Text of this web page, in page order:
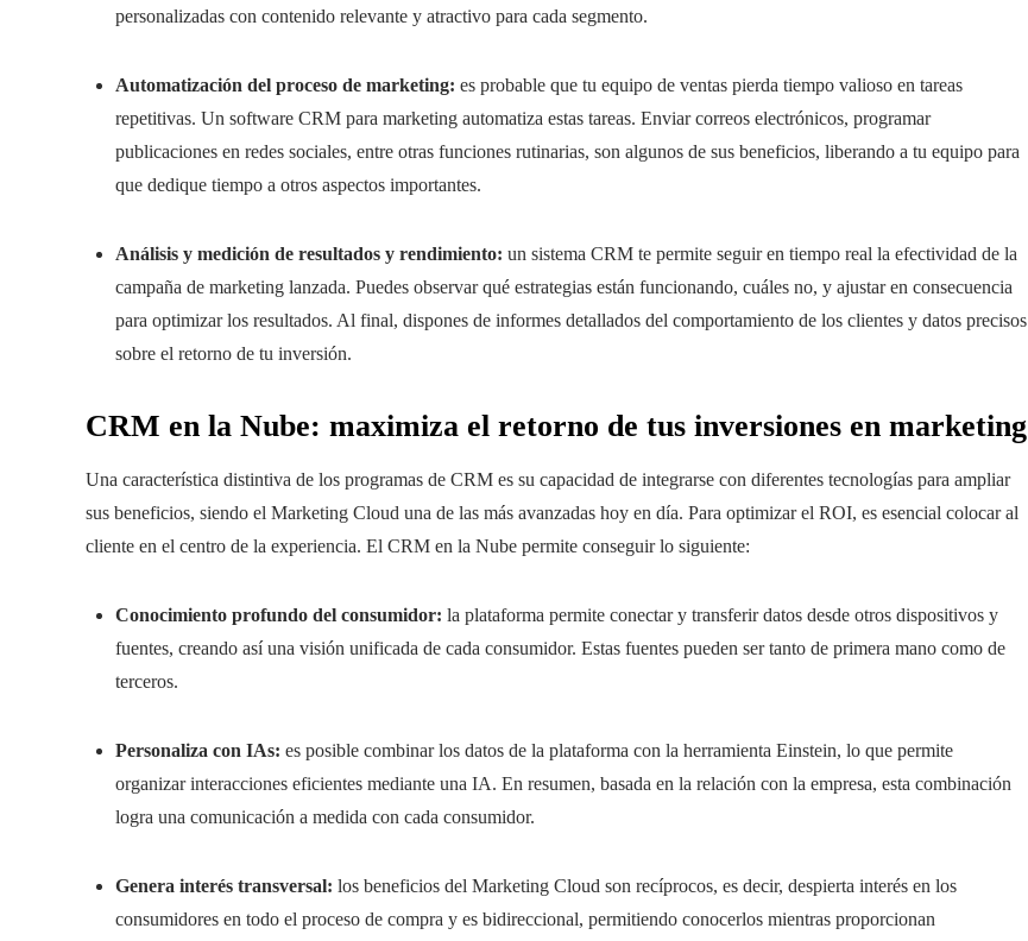
personalizadas con contenido relevante y atractivo para cada segmento.
Automatización del proceso de marketing: es probable que tu equipo de ventas pierda tiempo valioso en tareas
repetitivas. Un software CRM para marketing automatiza estas tareas. Enviar correos electrónicos, programar
publicaciones en redes sociales, entre otras funciones rutinarias, son algunos de sus beneficios, liberando a tu equipo para
que dedique tiempo a otros aspectos importantes.
Análisis y medición de resultados y rendimiento: un sistema CRM te permite seguir en tiempo real la efectividad de la
campaña de marketing lanzada. Puedes observar qué estrategias están funcionando, cuáles no, y ajustar en consecuencia
para optimizar los resultados. Al final, dispones de informes detallados del comportamiento de los clientes y datos precisos
sobre el retorno de tu inversión.
CRM en la Nube: maximiza el retorno de tus inversiones en marketing
Una característica distintiva de los programas de CRM es su capacidad de integrarse con diferentes tecnologías para ampliar
sus beneficios, siendo el Marketing Cloud una de las más avanzadas hoy en día. Para optimizar el ROI, es esencial colocar al
cliente en el centro de la experiencia. El CRM en la Nube permite conseguir lo siguiente:
Conocimiento profundo del consumidor: la plataforma permite conectar y transferir datos desde otros dispositivos y
fuentes, creando así una visión unificada de cada consumidor. Estas fuentes pueden ser tanto de primera mano como de
terceros.
Personaliza con IAs: es posible combinar los datos de la plataforma con la herramienta Einstein, lo que permite
organizar interacciones eficientes mediante una IA. En resumen, basada en la relación con la empresa, esta combinación
logra una comunicación a medida con cada consumidor.
Genera interés transversal: los beneficios del Marketing Cloud son recíprocos, es decir, despierta interés en los
consumidores en todo el proceso de compra y es bidireccional, permitiendo conocerlos mientras proporcionan